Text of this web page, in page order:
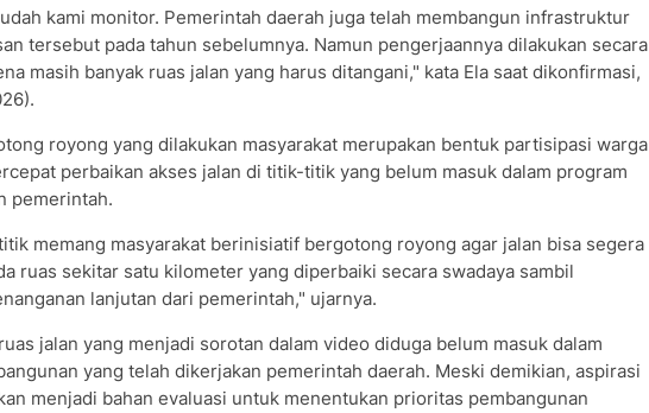
kami monitor. Pemerintah daerah juga telah membangun infrastruktur
tersebut pada tahun sebelumnya. Namun pengerjaannya dilakukan secara
masih banyak ruas jalan yang harus ditangani," kata Ela saat dikonfirmasi,
royong yang dilakukan masyarakat merupakan bentuk partisipasi warga
perbaikan akses jalan di titik-titik yang belum masuk dalam program
pemerintah.
memang masyarakat berinisiatif bergotong royong agar jalan bisa segera
ruas sekitar satu kilometer yang diperbaiki secara swadaya sambil
lanjutan dari pemerintah," ujarnya.
jalan yang menjadi sorotan dalam video diduga belum masuk dalam
yang telah dikerjakan pemerintah daerah. Meski demikian, aspirasi
menjadi bahan evaluasi untuk menentukan prioritas pembangunan